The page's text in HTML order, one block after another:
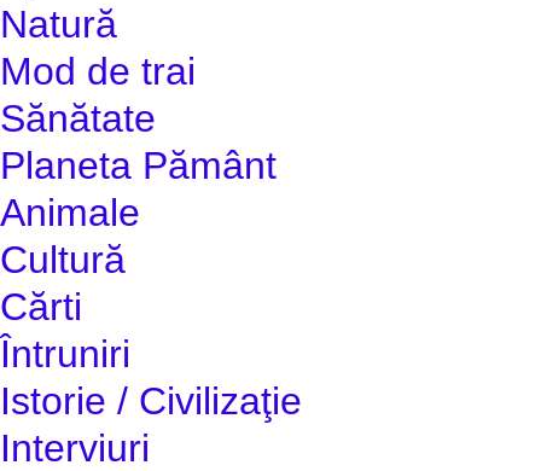
Natură
Mod de trai
Sănătate
Planeta Pământ
Animale
Cultură
Cărti
Întruniri
Istorie / Civilizaţie
Interviuri